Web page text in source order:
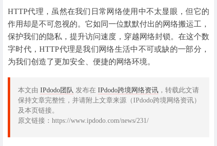
HTTP代理，虽然在我们日常网络使用中不太显眼，但它的
作用却是不可忽视的。它如同一位默默付出的网络搬运工，
保护我们的隐私，提升访问速度，穿越网络封锁。在这个数
字时代，HTTP代理是我们网络生活中不可或缺的一部分，
为我们创造了更加安全、便捷的网络环境。
本文由 IPdodo团队 发布在 IPdodo跨境网络资讯 ，转载此文请
保持文章完整性，并请附上文章来源（IPdodo跨境网络资讯）
及本页链接。
原文链接：https://www.ipdodo.com/news/231/